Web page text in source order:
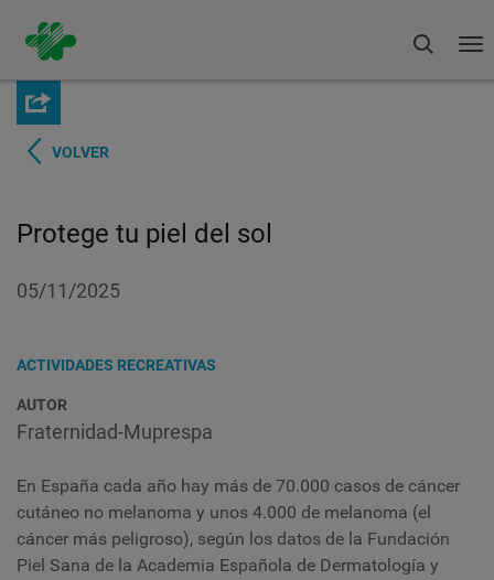
Pasar
contenido
principal
Buscar
VOLVER
Protege tu piel del sol
05/11/2025
ACTIVIDADES RECREATIVAS
AUTOR
Fraternidad-Muprespa
En España cada año hay más de 70.000 casos de cáncer
cutáneo no melanoma y unos 4.000 de melanoma (el
cáncer más peligroso), según los datos de la Fundación
Piel Sana de la Academia Española de Dermatología y